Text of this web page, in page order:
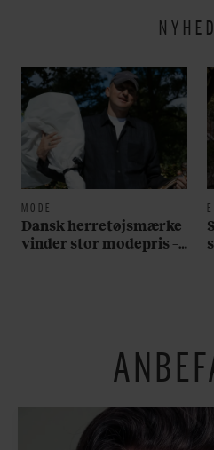
MODE
Dansk herretøjsmærke
vinder stor modepris –